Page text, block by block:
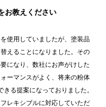
お教えください
使用していましたが、塗装品
えることになりました。その
になり、数社にお声がけした
ーマンスがよく、将来の粉体
る提案になっておりました。
レキシブルに対応していただ